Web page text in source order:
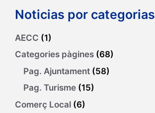
Noticias por categorias
AECC (1)
Categories pàgines (68)
Pag. Ajuntament (58)
Pag. Turisme (15)
Comerç Local (6)